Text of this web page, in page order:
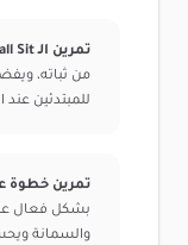
تمرين الـ Wall Sit:
للمبتدئين عند
تمرين خطوة
بشكل فعال
والسمانة